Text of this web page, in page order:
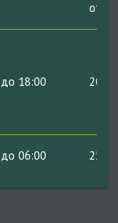
от
18:00 2000
06:00 2500